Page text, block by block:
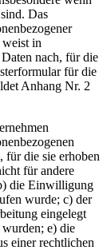
Das
weist in
nach, für die
für die
Anhang Nr. 2
für die sie erhoben
für andere
die Einwilligung
wurde; c) der
eingelegt
e) die
einer rechtlichen